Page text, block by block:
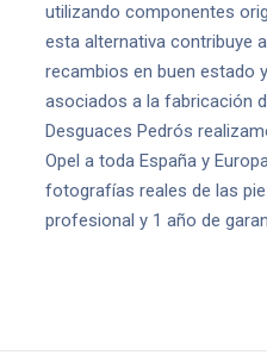
utilizando componentes
esta alternativa contribuye
recambios en buen estado
asociados a la fabricación
Desguaces Pedrós
Opel a toda España y
fotografías reales de las
profesional y 1 año de